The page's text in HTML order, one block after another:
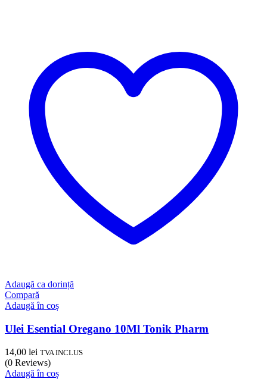
Adaugă ca dorință
Compară
Adaugă în coș
Ulei Esential Oregano 10Ml Tonik Pharm
14,00 lei TVA INCLUS
(0 Reviews)
Adaugă în coș